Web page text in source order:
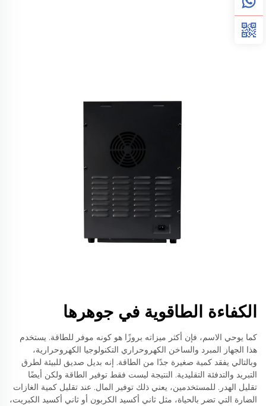
الكفاءة الطاقوية في جوهرها
كما يوحي الاسم، فإن أكثر ميزاته بروزًا هو كونه موفر للطاقة. يستخدم
هذا الجهاز المبرد والساخن الكهروحراري التكنولوجيا الكهروحرارية،
وبالتالي يفقد كمية صغيرة جدًا من الطاقة. إنه بديل صديق للبيئة لطرق
التبريد والتدفئة التقليدية. النتيجة ليست فقط توفير الطاقة ولكن أيضًا
تقليل الهدر. للمستخدمين، يعني ذلك توفير المال. عند تقليل كمية الغازات
الضارة التي تضر بالحياة، مثل ثاني أكسيد الكربون أو ثاني أكسيد الكبريت،